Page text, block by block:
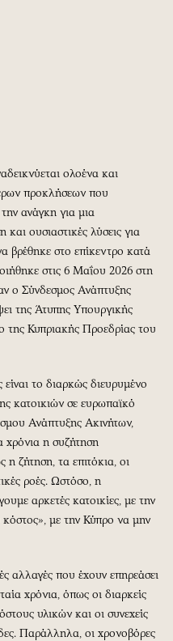
Uncut
Προσφορές
Προσωπικότητες στην ''Κ''
Επιστολές
ολοένα και
προκλήσεων που
ανάγκη για μια
ουσιαστικές λύσεις για
βρέθηκε στο επίκεντρο κατά
στις 6 Μαΐου 2026 στη
ο Σύνδεσμος Ανάπτυξης
της Άτυπης Υπουργικής
της Κυπριακής Προεδρίας του
είναι το διαρκώς διευρυμένο
κατοικιών σε ευρωπαϊκό
Ανάπτυξης Ακινήτων,
χρόνια η συζήτηση
ζήτηση, τα επιτόκια, οι
ροές. Ωστόσο, η
αρκετές κατοικίες, με την
με την Κύπρο να μην
αλλαγές που έχουν επηρεάσει
χρόνια, όπως οι διαρκείς
υλικών και οι συνεχείς
Παράλληλα, οι χρονοβόρες